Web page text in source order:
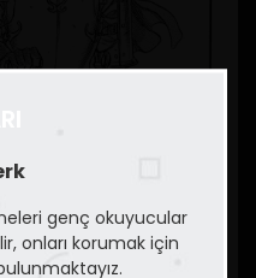
genç okuyucular
onları korumak için